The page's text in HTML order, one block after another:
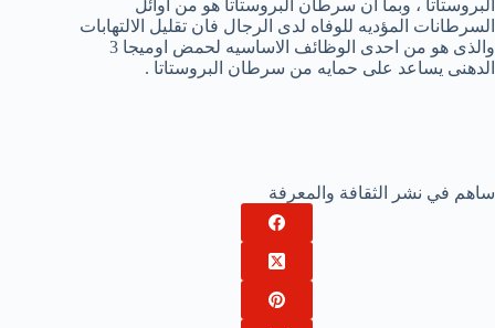
البروستاتا ، وبما ان سرطان البروستاتا هو من اوائل
السرطانات المؤديه للوفاه لدى الرجال فان تقليل الالتهابات
والذى هو من احدى الوظائف الاساسيه لحمض اوميجا 3
الدهنى يساعد على حمايه من سرطان البروستاتا .
ساهم في نشر الثقافة والمعرفة